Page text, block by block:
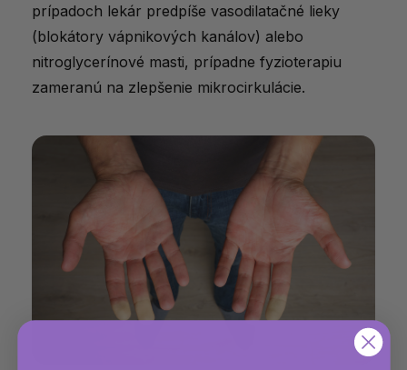
prípadoch lekár predpíše vasodilatačné lieky
(blokátory vápnikových kanálov) alebo
nitroglycerínové masti, prípadne fyzioterapiu
zameranú na zlepšenie mikrocirkulácie.